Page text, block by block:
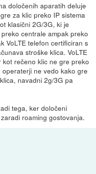
določenih aparatih deluje
za klic preko IP sistema
klasični 2G/3G, ki je
centrale ampak preko
VoLTE telefon certificiran s
stroške klica. VoLTE
rečeno klic ne gre preko
ne vedo kako gre
navadni 2g/3G pa
tega, ker določeni
roaming gostovanja.